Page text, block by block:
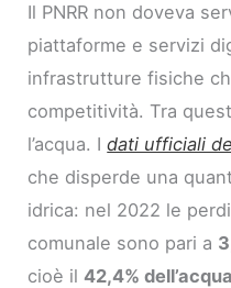
Il PNRR non doveva
piattaforme e servizi
infrastrutture fisiche
competitività. Tra
l’acqua. Idati ufficiali
che disperde una
idrica: nel 2022 le
comunale sono pari a
cioè il42,4%